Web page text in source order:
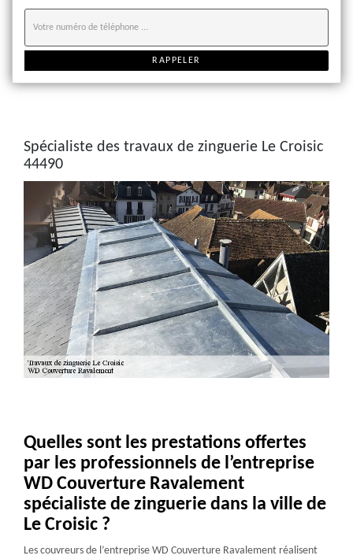
Spécialiste des travaux de zinguerie Le Croisic
44490
Quelles sont les prestations offertes
par les professionnels de l’entreprise
WD Couverture Ravalement
spécialiste de zinguerie dans la ville de
Le Croisic ?
Les couvreurs de l’entreprise WD Couverture Ravalement réalisent